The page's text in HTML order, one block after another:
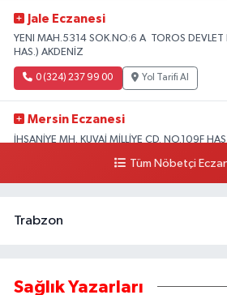
Jale Eczanesi
YENI MAH.5314 SOK.NO:6 A TOROS DEVLET
HAS.) AKDENİZ
0 (324) 237 99 00 Yol Tarifi Al
Mersin Eczanesi
İHSANİYE MH. KUVAİ MİLLİYE CD. NO.109F
Tüm Nöbetçi
Trabzon
Sağlık Yazarları